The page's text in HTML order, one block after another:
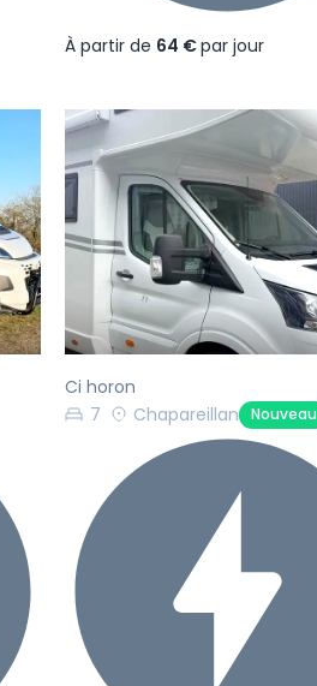
À partir de 64 €par jour
Suivant Précédent
Ci horon
7
Chapareillan Nouveau